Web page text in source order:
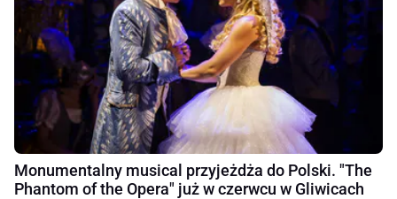
Monumentalny musical przyjeżdża do Polski. "The
Phantom of the Opera" już w czerwcu w Gliwicach